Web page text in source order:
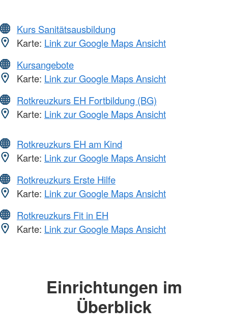
Kurs Sanitätsausbildung
Karte: Link zur Google Maps Ansicht
Kursangebote
Karte: Link zur Google Maps Ansicht
Rotkreuzkurs EH Fortbildung (BG)
Karte: Link zur Google Maps Ansicht
Rotkreuzkurs EH am Kind
Karte: Link zur Google Maps Ansicht
Rotkreuzkurs Erste Hilfe
Karte: Link zur Google Maps Ansicht
Rotkreuzkurs Fit in EH
Karte: Link zur Google Maps Ansicht
Einrichtungen im
Überblick